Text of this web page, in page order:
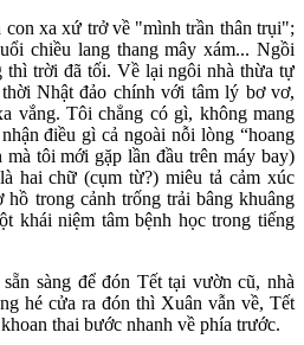
xa xứ trở về "mình trần thân trụi";
chiều lang thang mây xám... Ngồi
thì trời đã tối. Về lại ngôi nhà thừa tự
Nhật đảo chính với tâm lý bơ vơ,
vắng. Tôi chẳng có gì, không mang
điều gì cả ngoài nỗi lòng “hoang
tôi mới gặp lần đầu trên máy bay)
hai chữ (cụm từ?) miêu tả cảm xúc
hồ trong cảnh trống trải bâng khuâng
khái niệm tâm bệnh học trong tiếng
sàng để đón Tết tại vườn cũ, nhà
hé cửa ra đón thì Xuân vẫn về, Tết
thai bước nhanh về phía trước.